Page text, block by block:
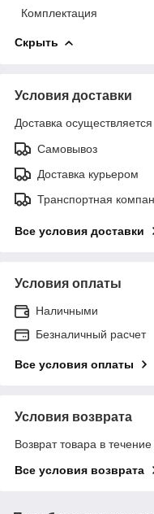
Комплектация
Скрыть
Условия доставки
Доставка
Самовывоз
Доставка курьером
Транспортная
Все условия доставки
Условия оплаты
Наличными
Безналичный расчет
Все условия оплаты
Условия возврата
Возврат товара в
Все условия возврата